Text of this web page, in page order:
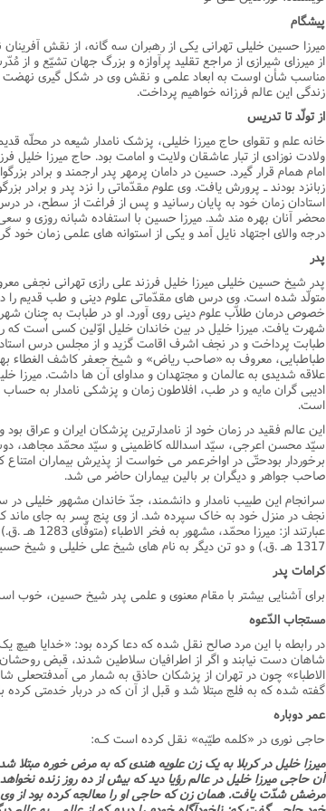
شماره دوم فصل
شماره سوم و
شماره اول فصل
شماره دوم فصل
شماره چهارم
شماره ششم فصل
شماره هشتم و
شماره دهم
علوم تربیتی
آئین دوست یابی
خانواده
پیشگام
میرزا حسین خلیلى تهرانى یکى از رهبران سه گانه، از نقش
از میرزاى شیرازى از مراجع تقلید پرآوازه و بزرگ جهان تشیّع و
مناسب شأن اوست به ابعاد علمى و نقش وى در شکل گیرى نهضت
زندگى این عالم فرزانه خواهیم پرداخت.
از تولّد تا تدریس
ولادت نوزادى از تبار عاشقان ولایت و امامت بود. حاج میرزا خلیل
امام همام قرار گیرد. حسین در دامان پرمهر پدر ارجمند و برادر
زبانزد بودند ـ پرورش یافت. وى علوم مقدّماتى را نزد پدر و
استادان زمان خود به پایان رسانید و پس از فراغت از سطح، در
محضر آنان بهره مند شد. میرزا حسین با استفاده شبانه روزى و
درجه والاى اجتهاد نایل آمد و یکى از استوانه هاى علمى زمان خود
پدر
متولّد شده است. وى درس هاى مقدّماتى علوم دینى و طب قدیم را
خصوص درمان طلاّب علوم دینى روى آورد. او در طبابت به چنان
شهرت یافت. میرزا خلیل در بین خاندان خلیل اوّلین کسى است که
طبابت پرداخت و در نجف اشرف اقامت گزید و از مجلس درس
طباطبایى، معروف به «صاحب ریاض» و شیخ جعفر کاشف الغطاء
علاقه شدیدى به عالمان و مجتهدان و مداواى آن ها داشت. میرزا
ادیبى گران مایه و در طب، افلاطون زمان و پزشکى نامدار به حساب
است.
این عالم فقید در زمان خود از نامدارترین پزشکان ایران و عراق
سیّد محسن اعرجى، سیّد اسدالله کاظمینى و سیّد محمّد مجاهد،
برخوردار بودحتّى در اواخرعمر مى خواست از پذیرش بیماران
صاحب جواهر و دیگران بر بالین بیماران حاضر مى شد.
نجف در منزل خود به خاک سپرده شد. از وى پنج پسر به جاى ماند
1317 هـ .ق.) و دو تن دیگر به نام هاى شیخ على خلیلى و شیخ حسین خلیلى تهرانى که از عالمان بزرگ عالم تشیّع هستند.
کرامات پدر
براى آشنایى بیشتر با مقام معنوى و علمى پدر شیخ حسین، خوب
مستجاب الدّعوه
در رابطه با این مرد صالح نقل شده که دعا کرده بود: «خدایا هیچ یک
شاهان دست نیابند و اگر از اطرافیان سلاطین شدند، قبض روحشان
الاطباء» چون در تهران از پزشکان حاذق به شمار مى آمدفتحعلى
گفته شده که به فلج مبتلا شد و قبل از آن که در دربار خدمتى کرده
عمر دوباره
حاجى نورى در «کلمه طیّبه» نقل کرده است کـه:
میرزا خلیل در کربلا به یک زن علویه هندى که به مرض خوره مبتلا
آن حاجى میرزا خلیل در عالم رؤیا دید که بیش از ده روز زنده
مرضش شدّت یافت. همان زن که حاجى او را معالجه کرده بود از وى